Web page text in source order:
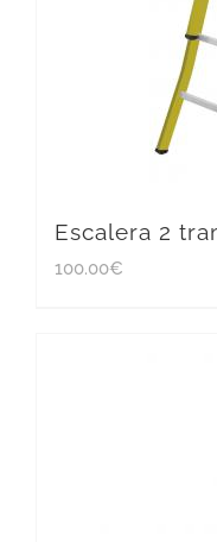
Escalera 2
100.00€